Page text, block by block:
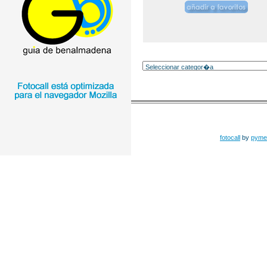
fotocall by